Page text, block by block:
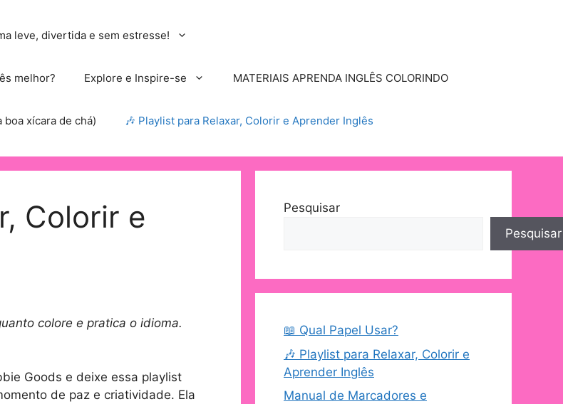
leve, divertida e sem estresse!
melhor? Explore e Inspire-se MATERIAIS APRENDA INGLÊS COLORINDO
xícara de chá) 🎶 Playlist para Relaxar, Colorir e Aprender Inglês
Colorir e
colore e pratica o idioma.
Goods e deixe essa playlist
de paz e criatividade. Ela
Pesquisar
Pesquisar
📖 Qual Papel Usar?
🎶 Playlist para Relaxar, Colorir e
Aprender Inglês
Manual de Marcadores e